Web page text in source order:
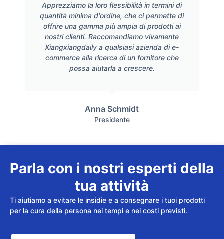
Apprezziamo la loro flessibilità in termini di
quantità minima d'ordine, che ci permette di
offrire una gamma più ampia di prodotti ai
nostri clienti. Raccomandiamo vivamente
Xiangxiangdaily a qualsiasi azienda di e-
commerce alla ricerca di un fornitore che
possa aiutarla a crescere.
Anna Schmidt
Presidente
Parla con i nostri esperti della
tua attività
Ti aiutiamo a evitare le insidie e a consegnare i tuoi prodotti
per la cura della persona nei tempi e nei costi previsti.